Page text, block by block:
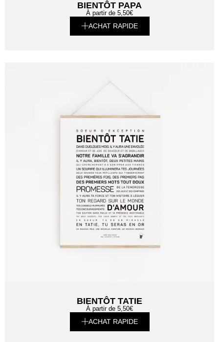
BIENTÔT PAPA
À partir de 5,50€
ACHAT RAPIDE
BIENTÔT TATIE
À partir de 5,50€
ACHAT RAPIDE